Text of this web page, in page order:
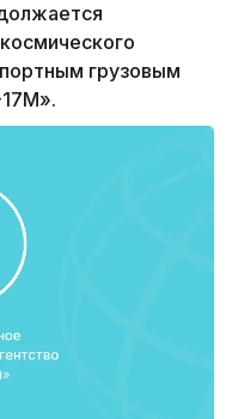
грузовым